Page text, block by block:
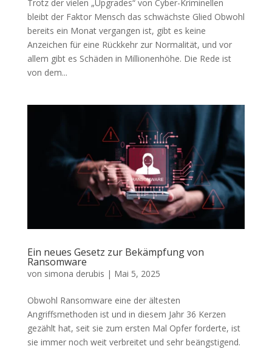
Trotz der vielen „Upgrades“ von Cyber-Kriminellen
bleibt der Faktor Mensch das schwächste Glied Obwohl
bereits ein Monat vergangen ist, gibt es keine
Anzeichen für eine Rückkehr zur Normalität, und vor
allem gibt es Schäden in Millionenhöhe. Die Rede ist
von dem...
Ein neues Gesetz zur Bekämpfung von
Ransomware
von simona derubis | Mai 5, 2025
Obwohl Ransomware eine der ältesten
Angriffsmethoden ist und in diesem Jahr 36 Kerzen
gezählt hat, seit sie zum ersten Mal Opfer forderte, ist
sie immer noch weit verbreitet und sehr beängstigend.